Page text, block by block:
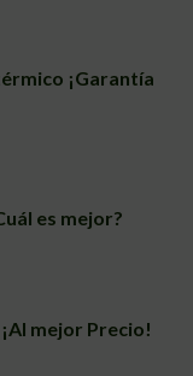
¡Garantía
es mejor?
mejor Precio!